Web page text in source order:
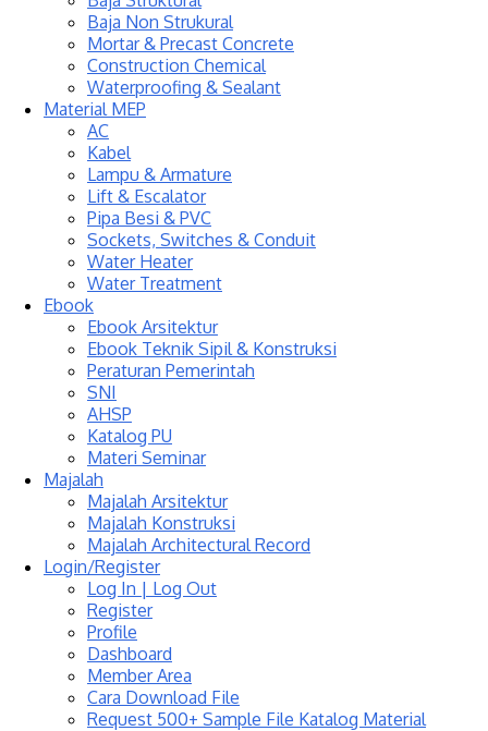
Baja Non Strukural
Mortar & Precast Concrete
Construction Chemical
Waterproofing & Sealant
Material MEP
AC
Kabel
Lampu & Armature
Lift & Escalator
Pipa Besi & PVC
Sockets, Switches & Conduit
Water Heater
Water Treatment
Ebook
Ebook Arsitektur
Ebook Teknik Sipil & Konstruksi
Peraturan Pemerintah
SNI
AHSP
Katalog PU
Materi Seminar
Majalah
Majalah Arsitektur
Majalah Konstruksi
Majalah Architectural Record
Login/Register
Log In | Log Out
Register
Profile
Dashboard
Member Area
Cara Download File
Request 500+ Sample File Katalog Material